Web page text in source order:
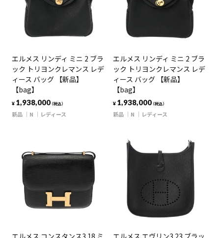
エルメス リンディ ミニ 2 ブラ
ック トリヨンクレマンス レデ
ィース バッグ 【新品】
【bag】
¥ 1,938,000（税込）
新品 N レディース
エルメス リンディ ミニ 2 ブラ
ック トリヨンクレマンス レデ
ィース バッグ 【新品】
【bag】
¥ 1,938,000（税込）
新品 N レディース
エルメス コンスタンス3 18 ミ エルメス エヴリン3 23 ブラッ